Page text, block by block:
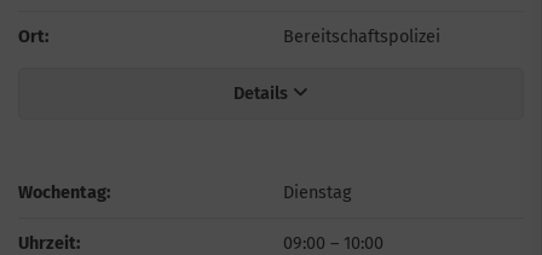
Ort: Bereitschaftspolizei
Details
Wochentag: Dienstag
Uhrzeit: 09:00 – 10:00